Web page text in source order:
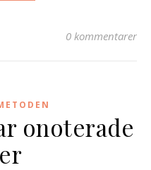
0 kommentarer
onoterade